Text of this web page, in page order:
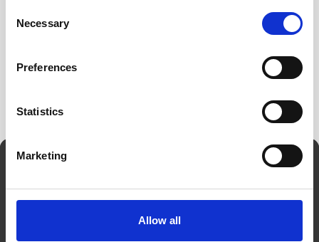
Selection
Necessary
Preferences
Statistics
Marketing
Allow all
Genom att fylla i min mailadress bekräftar jag att jag vill ha
behandlar mina personuppgifter för att kunna skicka